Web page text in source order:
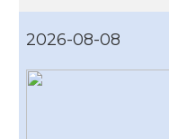
2026-08-08